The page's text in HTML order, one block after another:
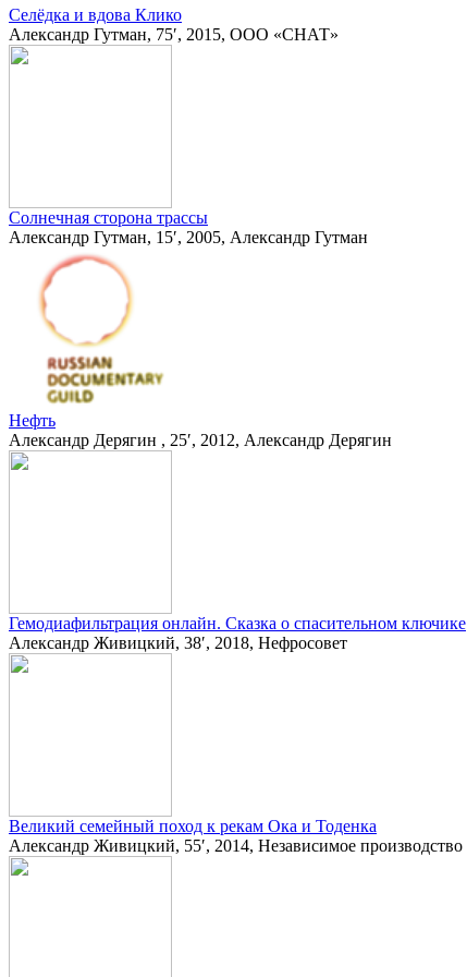
Селёдка и вдова Клико
Александр Гутман, 75′, 2015, ООО «СНАТ»
Солнечная сторона трассы
Александр Гутман, 15′, 2005, Александр Гутман
Нефть
Александр Дерягин , 25′, 2012, Александр Дерягин
Гемодиафильтрация онлайн. Сказка о спасительном ключике
Александр Живицкий, 38′, 2018, Нефросовет
Великий семейный поход к рекам Ока и Тоденка
Александр Живицкий, 55′, 2014, Независимое производство